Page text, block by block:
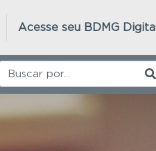
Acesse seu BDMG Digital